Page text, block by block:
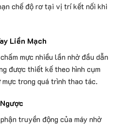
chế độ rơ tại vị trí kết nối khi
Liền Mạch
mực nhiều lần nhờ đầu dẫn
được thiết kế theo hình cụm
trong quá trình thao tác.
truyền động của máy nhờ